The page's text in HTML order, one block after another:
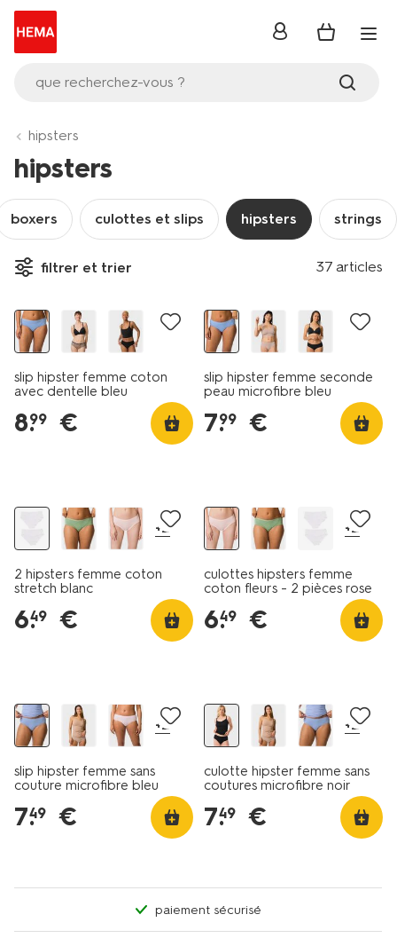
que recherchez-vous ?
se
hipsters
hipsters
boxers culottes et slips hipsters strings
filtrer et trier 37 articles
4e gratuit
slip hipster femme coton
avec dentelle bleu
8.
99 €
slip hipster femme seconde
peau microfibre bleu
7.
99 €
+2
2 hipsters femme coton
stretch blanc
6.
49 €
+2
culottes hipsters femme
coton fleurs - 2 pièces rose
6.
49 €
+2
slip hipster femme sans
couture microfibre bleu
7.
49 €
+2
culotte hipster femme sans
coutures microfibre noir
7.
49 €
paiement sécurisé